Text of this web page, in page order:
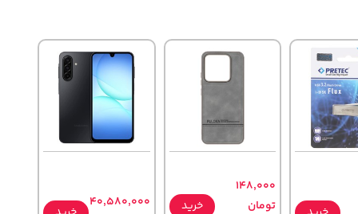
148,000
تومان
خرید
40,580,000